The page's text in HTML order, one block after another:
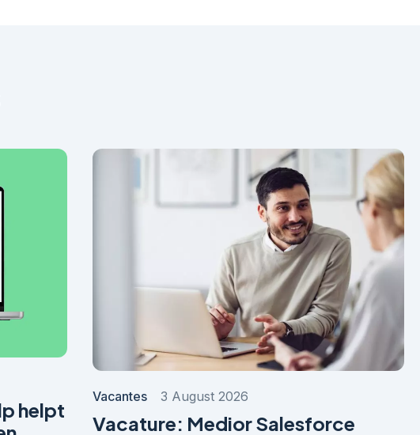
helpt
Vacantes 3 August 2026
Vacature: Medior Salesforce